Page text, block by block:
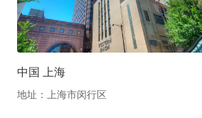
中国 上海
地址：上海市闵行区